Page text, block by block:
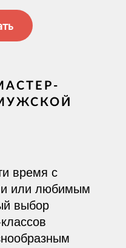
время с
или любимым
выбор